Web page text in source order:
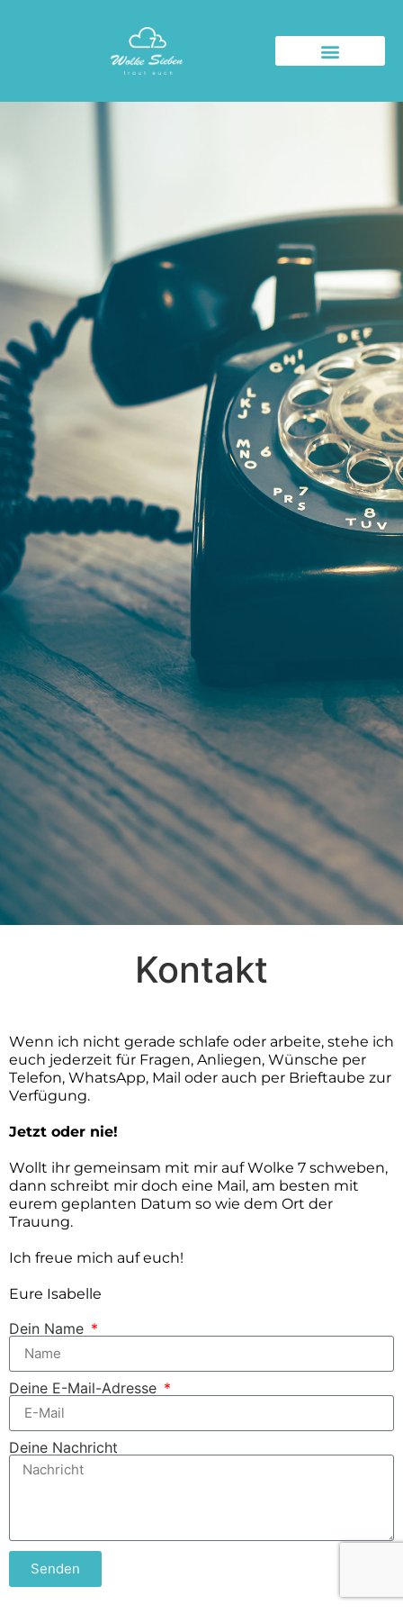
Kontakt
Wenn ich nicht gerade schlafe oder arbeite, stehe ich
euch jederzeit für Fragen, Anliegen, Wünsche per
Telefon, WhatsApp, Mail oder auch per Brieftaube zur
Verfügung.
Jetzt oder nie!
Wollt ihr gemeinsam mit mir auf Wolke 7 schweben,
dann schreibt mir doch eine Mail, am besten mit
eurem geplanten Datum so wie dem Ort der
Trauung.
Ich freue mich auf euch!
Eure Isabelle
Dein Name
Deine E-Mail-Adresse
Deine Nachricht
Senden